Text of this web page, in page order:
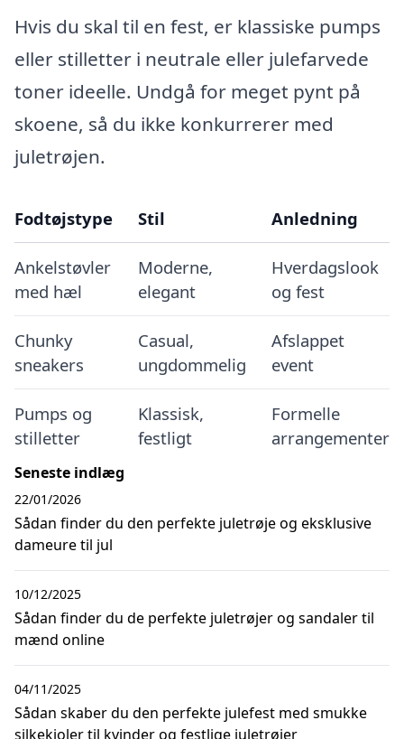
Hvis du skal til en fest, er klassiske pumps
eller stilletter i neutrale eller julefarvede
toner ideelle. Undgå for meget pynt på
skoene, så du ikke konkurrerer med
juletrøjen.
Fodtøjstype Stil Anledning
Ankelstøvler
med hæl
Moderne,
elegant
Hverdagslook
og fest
Chunky
sneakers
Casual,
ungdommelig
Afslappet
event
Pumps og
stilletter
Klassisk,
festligt
Formelle
arrangementer
Seneste indlæg
Sådan finder du den perfekte juletrøje og eksklusive
dameure til jul
22/01/2026
Sådan finder du de perfekte juletrøjer og sandaler til
mænd online
10/12/2025
Sådan skaber du den perfekte julefest med smukke
silkekjoler til kvinder og festlige juletrøjer
04/11/2025